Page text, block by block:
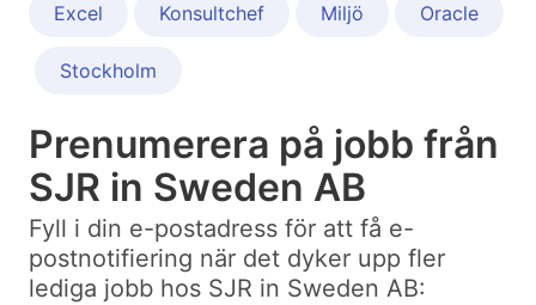
Excel Konsultchef Miljö Oracle
Stockholm
Prenumerera på jobb från
SJR in Sweden AB
Fyll i din e-postadress för att få e-
postnotifiering när det dyker upp fler
lediga jobb hos SJR in Sweden AB: